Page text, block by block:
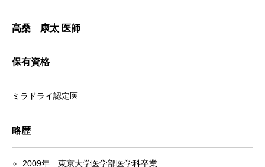
高桑 康太 医師
保有資格
ミラドライ認定医
略歴
2009年 東京大学医学部医学科卒業